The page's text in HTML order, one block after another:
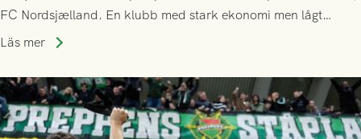
FC Nordsjælland. En klubb med stark ekonomi men lågt
publiksnitt, ett lag med både kollektiv styrka och individuell
Läs mer